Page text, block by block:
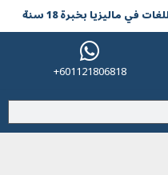
في مالیزیا بخبرة 18 سنة
601121806818+